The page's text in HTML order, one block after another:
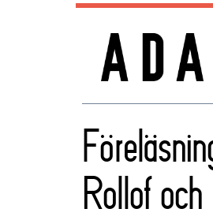
Rollof